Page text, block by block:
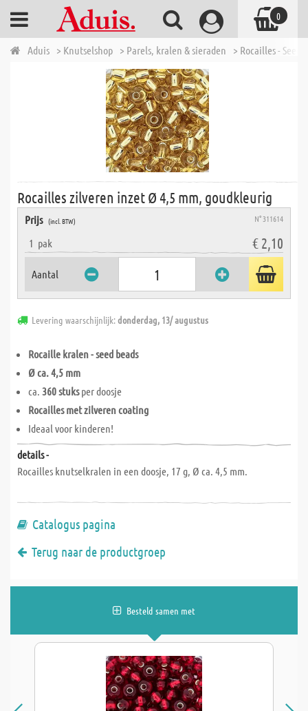
Aduis > Knutselshop > Parels, kralen & sieraden > Rocailles - Seed
Rocailles zilveren inzet Ø 4,5 mm, goudkleurig
Prijs (incl. BTW) N° 311614
1 pak € 2,10
Aantal
Levering waarschijnlijk:donderdag, 13/ augustus
Rocaille kralen - seed beads
Ø ca. 4,5 mm
ca. 360 stuksper doosje
Rocailles met zilveren coating
Ideaal voor kinderen!
details -
Rocailles knutselkralen in een doosje, 17 g, Ø ca. 4,5 mm.
Catalogus pagina
Terug naar de productgroep
Besteld samen met
0